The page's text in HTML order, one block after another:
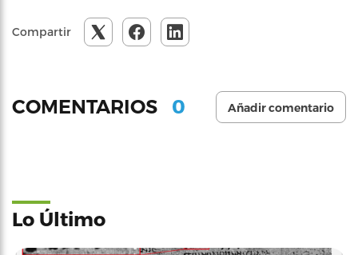
Compartir
COMENTARIOS 0 Añadir comentario
Lo Último